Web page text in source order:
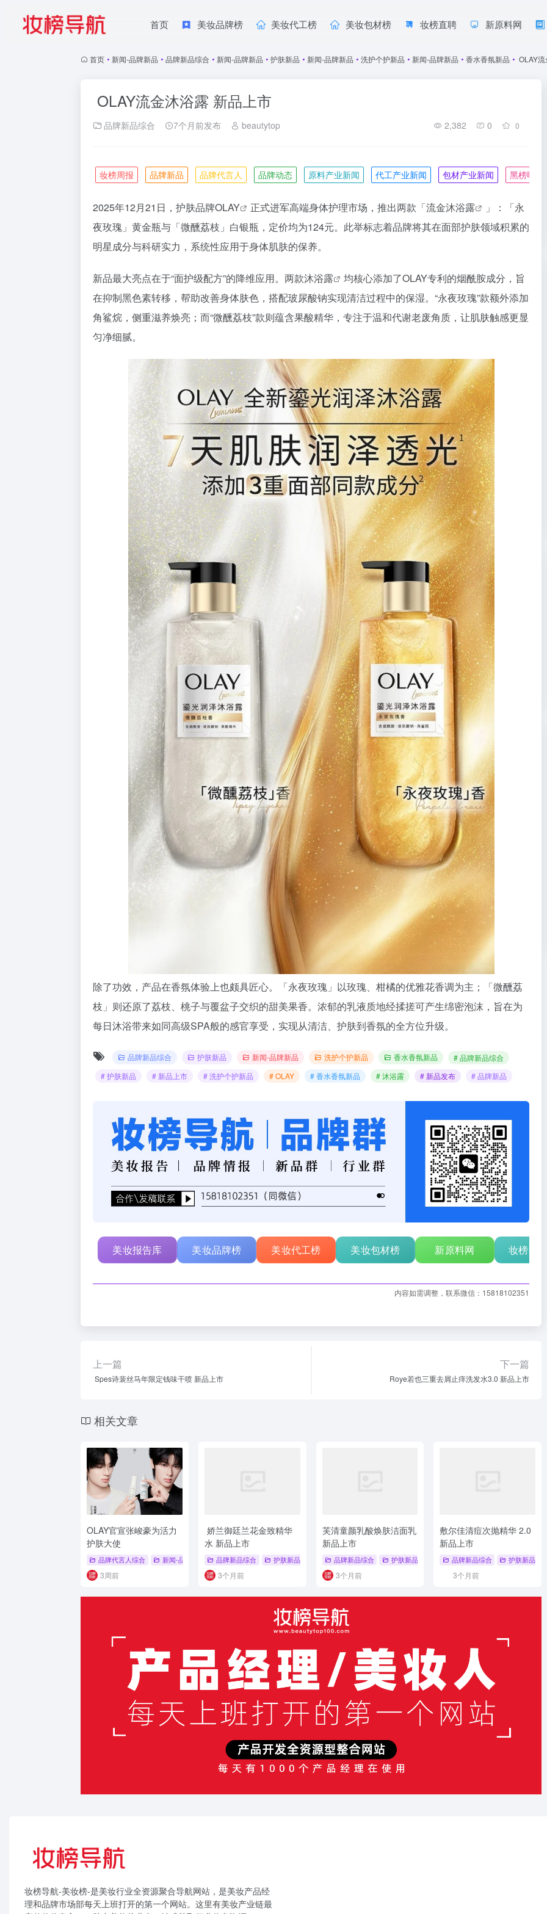
首页 美妆品牌榜 美妆代工榜 美妆包材榜 妆榜直聘 新原料网
首页 • 新闻-品牌新品 • 品牌新品综合 • 新闻-品牌新品 • 护肤新品 • 新闻-品牌新品 • 洗护个护新品 • 新闻-品牌新品 • 香水香氛新品 • OLAY
OLAY流金沐浴露 新品上市
品牌新品综合 7个月前发布 beautytop 2,382 0 0
妆榜周报 品牌新品 品牌代言人 品牌动态 原料产业新闻 代工产业新闻 包材产业新闻 黑榜曝光
2025年12月21日，护肤品牌OLAY 正式进军高端身体护理市场，推出两款「流金沐浴露
」：「永
夜玫瑰」黄金瓶与「微醺荔枝」白银瓶，定价均为124元。此举标志着品牌将其在面部护肤领域积累的
明星成分与科研实力，系统性应用于身体肌肤的保养。
新品最大亮点在于“面护级配方”的降维应用。两款沐浴露
均核心添加了OLAY专利的烟酰胺成分，旨
在抑制黑色素转移，帮助改善身体肤色，搭配玻尿酸钠实现清洁过程中的保湿。“永夜玫瑰”款额外添加
角鲨烷，侧重滋养焕亮；而“微醺荔枝”款则蕴含果酸精华，专注于温和代谢老废角质，让肌肤触感更显
匀净细腻。
除了功效，产品在香氛体验上也颇具匠心。「永夜玫瑰」以玫瑰、柑橘的优雅花香调为主；「微醺荔
枝」则还原了荔枝、桃子与覆盆子交织的甜美果香。浓郁的乳液质地经揉搓可产生绵密泡沫，旨在为
每日沐浴带来如同高级SPA般的感官享受，实现从清洁、护肤到香氛的全方位升级。
品牌新品综合 护肤新品 新闻-品牌新品 洗护个护新品 香水香氛新品
# 品牌新品综合
# 护肤新品
# 新品上市 # 洗护个护新品 # OLAY # 香水香氛新品 # 沐浴露 # 新品发布 # 品牌新品
美妆报告库 美妆品牌榜 美妆代工榜 美妆包材榜 新原料网 妆榜行
内容如需调整，联系微信：15818102351
上一篇
Spes诗裴丝马年限定钱味干喷 新品上市
下一篇
Roye若也三重去屑止痒洗发水3.0 新品上市
相关文章
OLAY官宣张峻豪为活力
护肤大使
品牌代言人综合 新闻-品牌代言人 # 美白系列 # OLAY # 张峻豪
3周前
娇兰御廷兰花金致精华
水 新品上市
品牌新品综合 护肤新品 # 品牌新品 # 品牌新品综合 # 护肤新品
3个月前
芙清童颜乳酸焕肤洁面乳
新品上市
品牌新品综合 护肤新品 # 芙清 # 护肤新品 # 洁面
3个月前
敷尔佳清痘次抛精华 2.0
新品上市
品牌新品综合 护肤新品
3个月前
妆榜导航-美妆榜-是美妆行业全资源聚合导航网站，是美妆产品经
理和品牌市场部每天上班打开的第一个网站。这里有美妆产业链最